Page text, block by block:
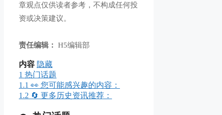
章观点仅供读者参考，不构成任何投
资或决策建议。
责任编辑： H5编辑部
内容 隐藏
1 热门话题
1.1 👀 您可能感兴趣的内容：
1.2 🔄 更多历史资讯推荐：